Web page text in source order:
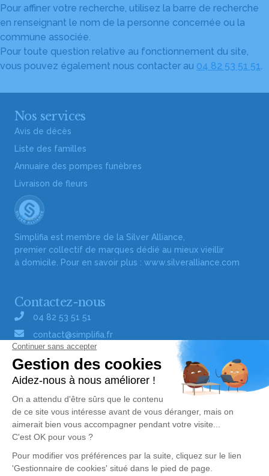
Pour affiner votre recherche, utilisez la barre de recherche
en renseignant le nom de la personne concernée ou la
commune associée.
Pour toute question relative au fonctionnement du site,
vous pouvez également nous contacter au 04 82 53 51 51.
Nos services
Avis de décès
Liste des familles
Annuaire des pompes funèbres
Livraison de fleurs
Simplifia est membre de la Silver Alliance,
premier collectif de marques dédié au mieux vieillir
à domicile. Pour en savoir plus : www.silveralliance.com
Contactez-nous
04 82 53 51 51
contact@simplifia.fr
Réseaux sociaux
Liens utiles
Publier un avis de décès
Signaler un abus/une erreur